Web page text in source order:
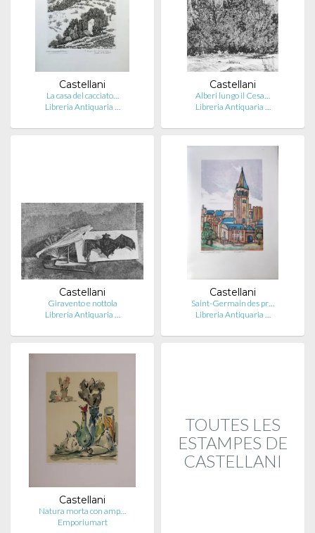
Castellani
La casa del cacciato…
Libreria Antiquaria …
Castellani
Alberi lungo il Cesa…
Libreria Antiquaria …
Castellani
Giravento e nottola
Libreria Antiquaria …
Castellani
Saint-Germain des pr…
Libreria Antiquaria …
Castellani
Natura morta con amp…
Emporiumart
TOUTES LES
ESTAMPES DE
CASTELLANI